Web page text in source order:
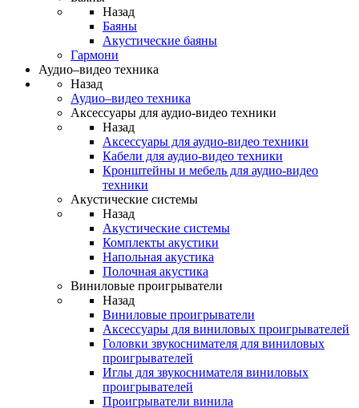
Назад
Баяны
Акустические баяны
Гармони
Аудио–видео техника
Назад
Аудио–видео техника
Аксессуары для аудио-видео техники
Назад
Аксессуары для аудио-видео техники
Кабели для аудио-видео техники
Кронштейны и мебель для аудио-видео
техники
Акустические системы
Назад
Акустические системы
Комплекты акустики
Напольная акустика
Полочная акустика
Виниловые проигрыватели
Назад
Виниловые проигрыватели
Аксессуары для виниловых проигрывателей
Головки звукоснимателя для виниловых
проигрывателей
Иглы для звукоснимателя виниловых
проигрывателей
Проигрыватели винила